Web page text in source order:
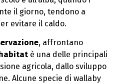
il giorno, tendono a
evitare il caldo.
, affrontano
è una delle principali
agricola, dallo sviluppo
Alcune specie di wallaby